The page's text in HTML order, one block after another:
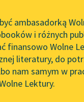
PMH
Wolnych Lektur
ambasadorką
i różnych
finansowo Wolne
literatury, do
nam samym w
Lektury.